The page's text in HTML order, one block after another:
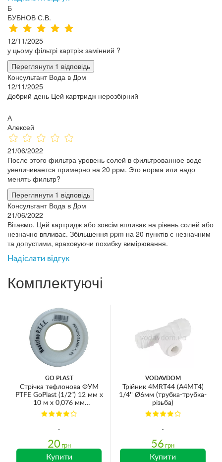
Б
БУБНОВ С.В.
12/11/2025
у цьому фільтрі картріж замінний ?
Переглянути 1 відповідь
Консультант Вода в Дом
12/11/2025
Добрий день Цей картридж нерозбірний
А
Алексей
21/06/2022
После этого фильтра уровень солей в фильтрованное воде
увеличивается примерно на 20 ррм. Это норма или надо
менять фильтр?
Переглянути 1 відповідь
Консультант Вода в Дом
21/06/2022
Вітаємо. Цей картридж або зовсім впливає на рівень солей або
незначно впливає. Збільшення ppm на 20 пунктів є незначним
та допустими, враховуючи похибку вимірювання.
Надіслати відгук
Комплектуючі
GO PLAST
Стрічка тефлонова ФУМ
PTFE GoPlast (1/2″) 12 мм х
10 м х 0,076 мм
(1342000000)
20 грн
Купити
VODAVDOM
Трійник 4MRT44 (A4MT4)
1/4'' Ø6мм (трубка-трубка-
різьба)
56 грн
Купити